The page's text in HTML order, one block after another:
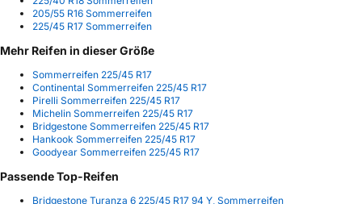
205/55 R16 Sommerreifen
225/45 R17 Sommerreifen
Mehr Reifen in dieser Größe
Sommerreifen 225/45 R17
Continental Sommerreifen 225/45 R17
Pirelli Sommerreifen 225/45 R17
Michelin Sommerreifen 225/45 R17
Bridgestone Sommerreifen 225/45 R17
Hankook Sommerreifen 225/45 R17
Goodyear Sommerreifen 225/45 R17
Passende Top-Reifen
Bridgestone Turanza 6 225/45 R17 94 Y, Sommerreifen